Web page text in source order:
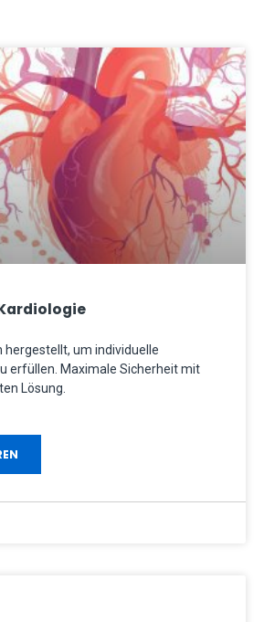
hergestellt, um individuelle
erfüllen. Maximale Sicherheit mit
Lösung.